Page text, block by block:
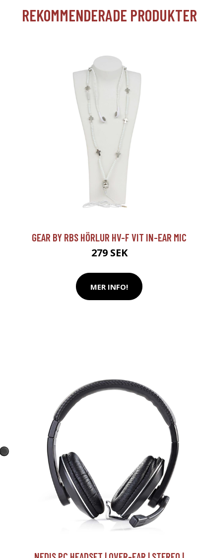
REKOMMENDERADE PRODUKTER
GEAR BY RBS HÖRLUR HV-F VIT IN-EAR MIC
279 SEK
MER INFO!